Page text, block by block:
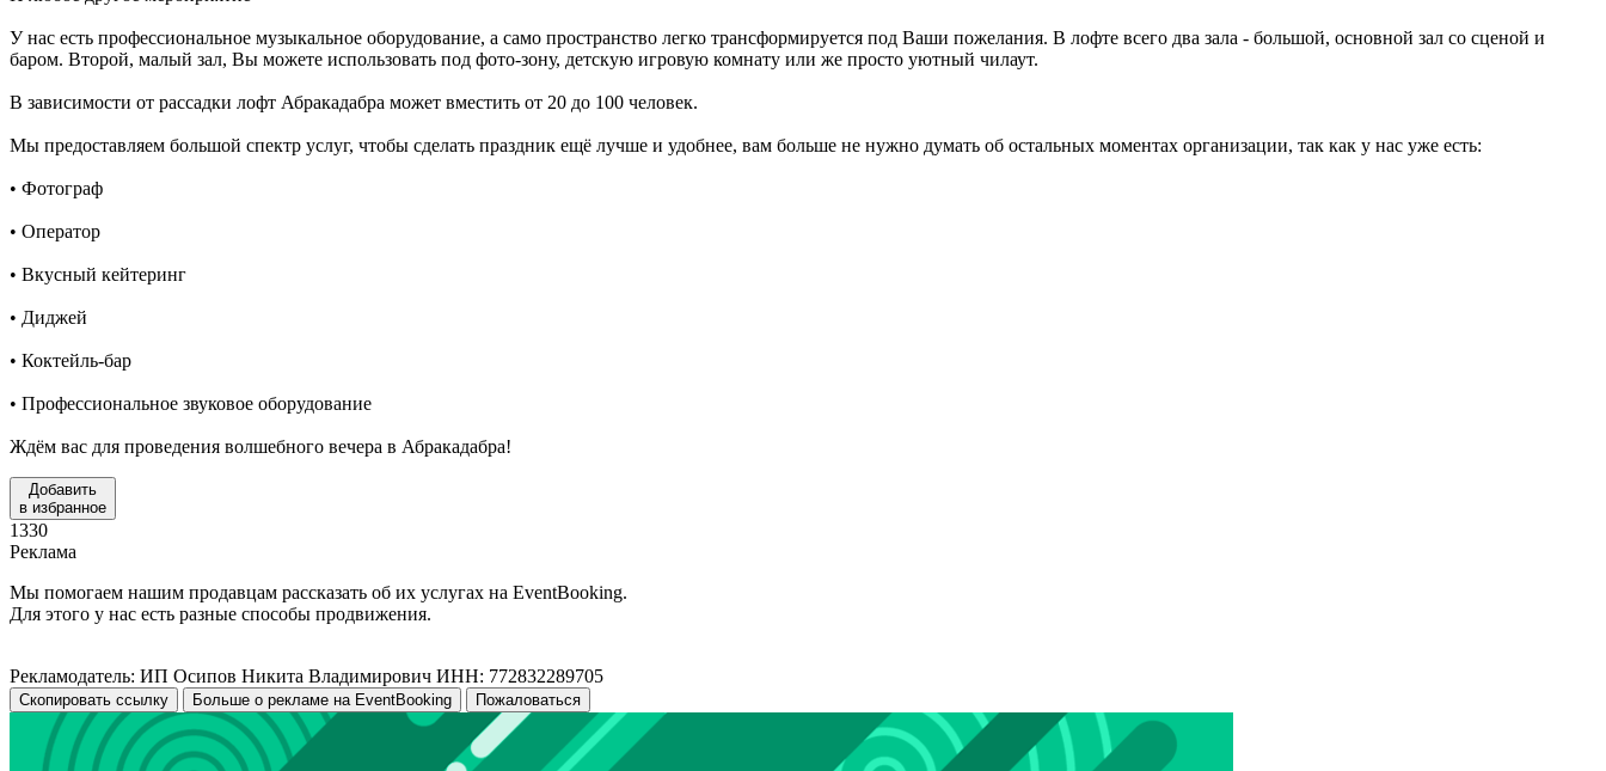
У нас есть профессиональное музыкальное оборудование, а само пространство легко трансформируется под Ваши пожелания. В лофте всего два зала - большой, основной зал со сценой и
баром. Второй, малый зал, Вы можете использовать под фото-зону, детскую игровую комнату или же просто уютный чилаут.
В зависимости от рассадки лофт Абракадабра может вместить от 20 до 100 человек.
Мы предоставляем большой спектр услуг, чтобы сделать праздник ещё лучше и удобнее, вам больше не нужно думать об остальных моментах организации, так как у нас уже есть:
• Фотограф
• Оператор
• Вкусный кейтеринг
• Диджей
• Коктейль-бар
• Профессиональное звуковое оборудование
Ждём вас для проведения волшебного вечера в Абракадабра!
Добавить
в избранное
1330
Реклама
Мы помогаем нашим продавцам рассказать об их услугах на EventBooking.
Для этого у нас есть разные способы продвижения.
Рекламодатель: ИП Осипов Никита Владимирович ИНН: 772832289705
Скопировать ссылку Больше о рекламе на EventBooking Пожаловаться